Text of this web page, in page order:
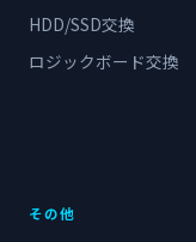
HDD/SSD交換
ロジックボード交換
その他